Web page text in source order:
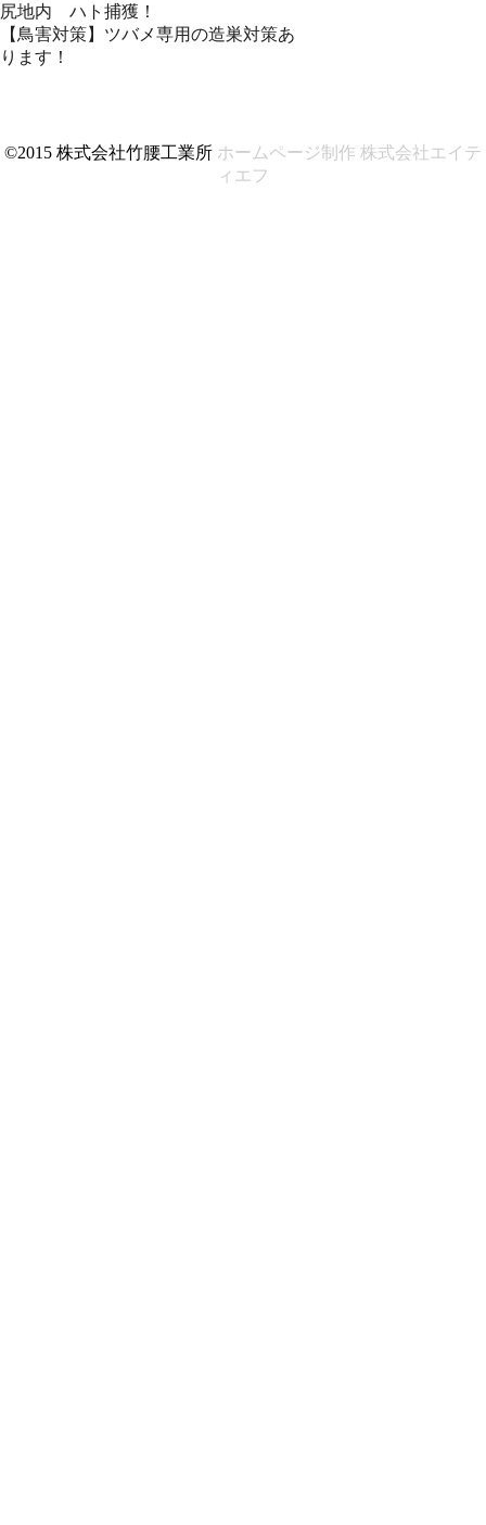
尻地内 ハト捕獲！
【鳥害対策】ツバメ専用の造巣対策あ
ります！
©2015 株式会社竹腰工業所 ホームページ制作 株式会社エイテ
ィエフ